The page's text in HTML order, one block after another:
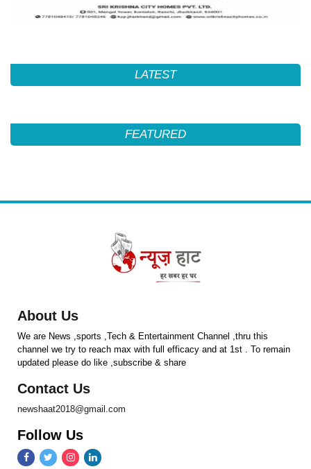
LATEST
FEATURED
About Us
We are News ,sports ,Tech & Entertainment Channel ,thru this
channel we try to reach max with full efficacy and at 1st . To remain
updated please do like ,subscribe & share
Contact Us
newshaat2018@gmail.com
Follow Us